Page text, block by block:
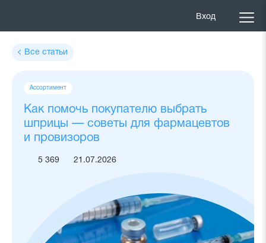
Вход
Все статьи
Как помочь покупателю выбрать
шприцы — советы для фармацевтов
и провизоров
Теги
Ассортимент
5 369 21.07.2026